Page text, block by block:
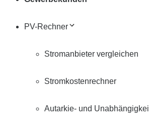
PV-Rechner
Stromanbieter vergleichen
Stromkostenrechner
Autarkie- und